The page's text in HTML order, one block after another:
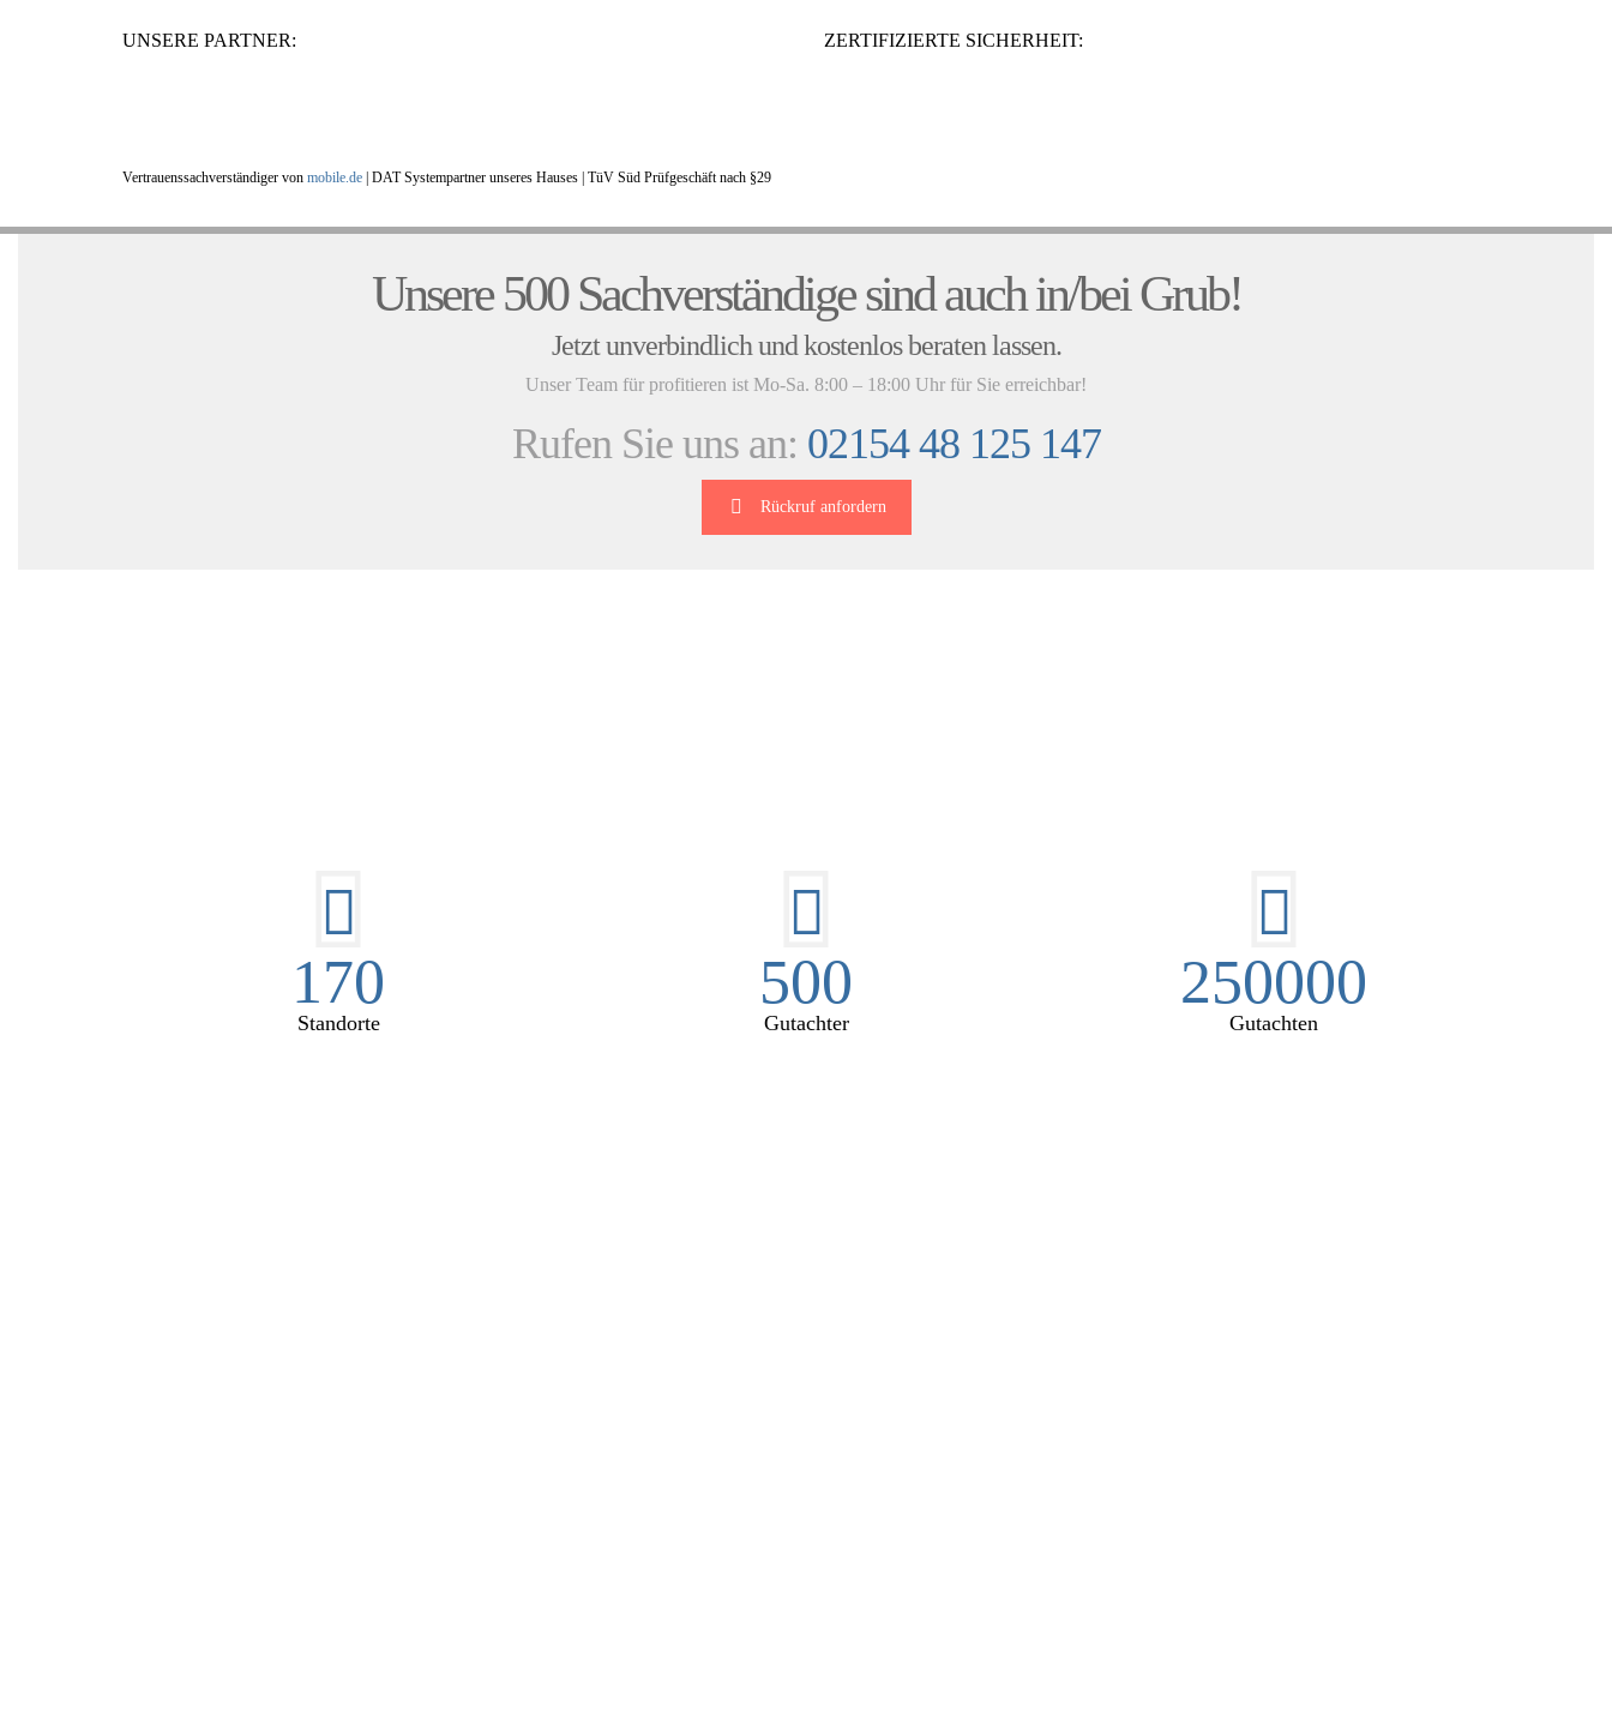
UNSERE PARTNER: ZERTIFIZIERTE SICHERHEIT:
Vertrauenssachverständiger von mobile.de DAT Systempartner unseres Hauses | TüV Süd Prüfgeschäft nach §29
UNSERE KUNDENSTIMMEN:
Unsere 500 Sachverständige sind auch in/bei Grub!
Jetzt unverbindlich und kostenlos beraten lassen.
Unser Team für profitieren ist Mo-Sa. 8:00 – 18:00 Uhr für Sie erreichbar!
Rufen Sie uns an: 02154 48 125 147
Rückruf anfordern
170
Standorte
500
Gutachter
250000
Gutachten